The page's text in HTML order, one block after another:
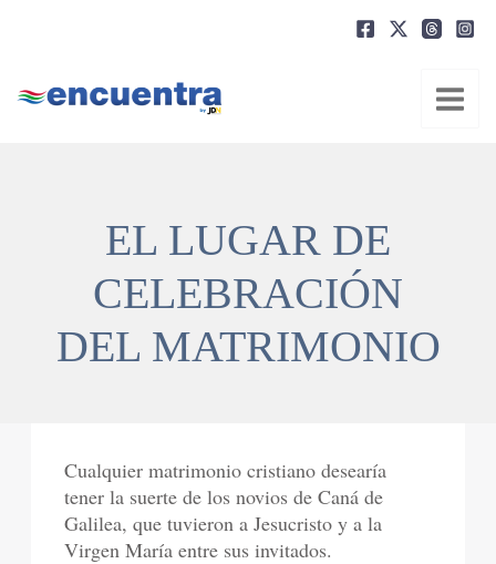
EL LUGAR DE
CELEBRACIÓN
DEL MATRIMONIO
Cualquier matrimonio cristiano desearía
tener la suerte de los novios de Caná de
Galilea, que tuvieron a Jesucristo y a la
Virgen María entre sus invitados.